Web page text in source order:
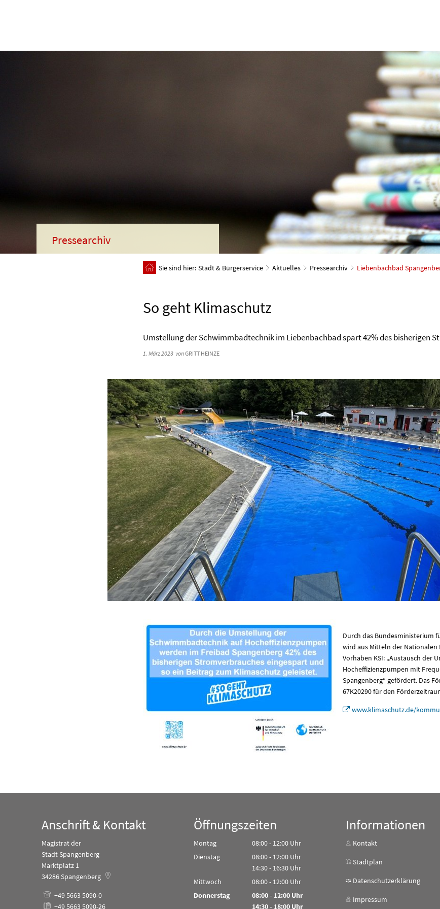
Pressearchiv
Sie sind hier: Stadt & Bürgerservice Aktuelles Pressearchiv Liebenbachbad
So geht Klimaschutz
Umstellung der Schwimmbadtechnik im Liebenbachbad spart 42% des bisherigen
1. März 2023 vonGRITT HEINZE
Durch das Bundesministerium
wird aus Mitteln der
Vorhaben KSI: „Austausch der
Hocheffizienzpumpen mit
Spangenberg“ gefördert. Das
67K20290 für den
www.klimaschutz.de/
Anschrift & Kontakt
Magistrat der
Stadt Spangenberg
Marktplatz 1
34286 Spangenberg
+49 5663 5090-0
+49 5663 5090-26
Öffnungszeiten
Montag 08:00- 12:00 Uhr
Von 08:00 bis 12:00 Uhr
Dienstag 08:00- 12:00 Uhr
Von 08:00 bis 12:00 Uhr
14:30- 16:30 Uhr
Von 14:30 bis 16:30 Uhr
Mittwoch 08:00- 12:00 Uhr
Von 08:00 bis 12:00 Uhr
Donnerstag 08:00- 12:00 Uhr
Von 08:00 bis 12:00 Uhr
14:30- 18:00 Uhr
Informationen
Kontakt
Stadtplan
Datenschutzerklärung
Impressum